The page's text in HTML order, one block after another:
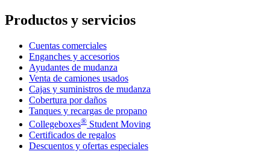
Productos y servicios
Cuentas comerciales
Enganches y accesorios
Ayudantes de mudanza
Venta de camiones usados
Cajas y suministros de mudanza
Cobertura por daños
Tanques y recargas de propano
Collegeboxes® Student Moving
Certificados de regalos
Descuentos y ofertas especiales